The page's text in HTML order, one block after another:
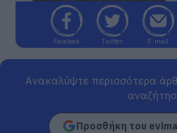
Facebook Twitter E-mail
Ανακαλύψτε περισσότερα
Προσθήκη του